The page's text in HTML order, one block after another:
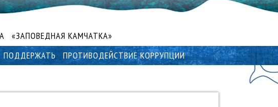
«ЗАПОВЕДНАЯ КАМЧАТКА»
ПОДДЕРЖАТЬ ПРОТИВОДЕЙСТВИЕ КОРРУПЦИИ